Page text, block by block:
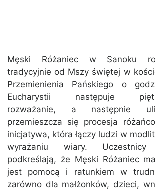
Męski Różaniec w Sanoku
tradycyjnie od Mszy świętej w
Przemienienia Pańskiego o
Eucharystii następuje
rozważanie, a następnie
przemieszcza się procesja
inicjatywa, która łączy ludzi w
wyrażaniu wiary. Uczestnicy
podkreślają, że Męski Różaniec
jest pomocą i ratunkiem w
zarówno dla małżonków, dzieci,